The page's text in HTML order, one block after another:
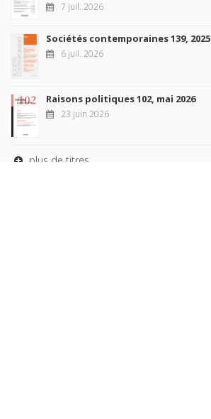
7 juil. 2026
Sociétés contemporaines 139, 2025
6 juil. 2026
Raisons politiques 102, mai 2026
23 juin 2026
plus de titres